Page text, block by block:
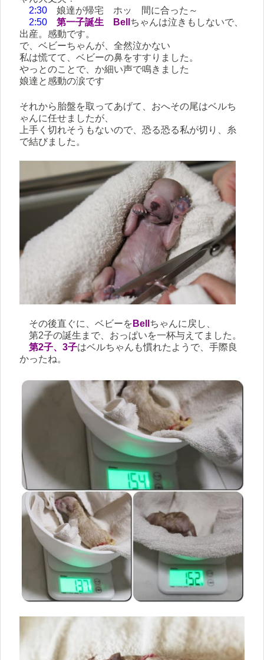
2:30 娘達が帰宅 ホッ 間に合った～
2:50 第一子誕生 Bell ちゃんは泣きもしないで、
出産。感動です。
で、ベビーちゃんが、全然泣かない
私は慌てて、ベビーの鼻をすすりました。
やっとのことで、か細い声で鳴きました
娘達と感動の涙です
それから胎盤を取ってあげて、おへその尾はベルち
ゃんに任せましたが、
上手く切れそうもないので、恐る恐る私が切り、糸
で結びました。
その後直ぐに、ベビーを Bell ちゃんに戻し、
第2子の誕生まで、おっぱいを一杯与えてました。
第2子、3子はベルちゃんも慣れたようで、手際良
かったね。